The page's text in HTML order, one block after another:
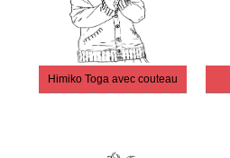
Himiko Toga avec couteau